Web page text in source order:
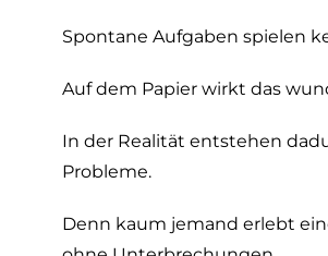
Spontane Aufgaben spielen
Auf dem Papier wirkt das
In der Realität entstehen
Probleme.
Denn kaum jemand erlebt